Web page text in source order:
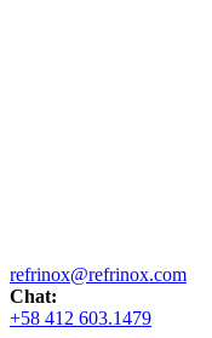
refrinox@refrinox.com
Chat:
+58 412 603.1479